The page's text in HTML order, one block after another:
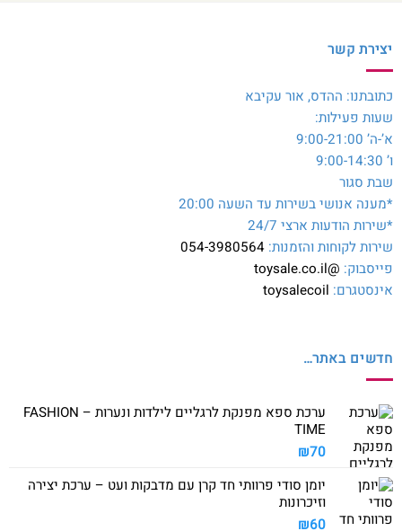
יצירת קשר
כתובתנו: ההדס, אור עקיבא
שעות פעילות:
א’-ה’ 9:00-21:00
ו’ 9:00-14:30
שבת סגור
*מענה אנושי בשירות עד השעה 20:00
*שירות הודעות ארצי 24/7
שירות לקוחות והזמנות: 054-3980564
פייסבוק: @toysale.co.il
אינסטגרם: toysalecoil
חדשים באתר…
ערכת ספא מפנקת לרגליים לילדות ונערות – FASHION
TIME
₪70
יומן סודי פרוותי חד קרן עם מדבקות ועט – ערכת יצירה
וזיכרונות
₪60